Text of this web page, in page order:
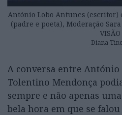
António Lobo Antunes (escritor)
(padre e poeta), Moderação
VISÃO
Diana
A conversa entre António
Tolentino Mendonça
sempre e não apenas
bela hora em que se falou